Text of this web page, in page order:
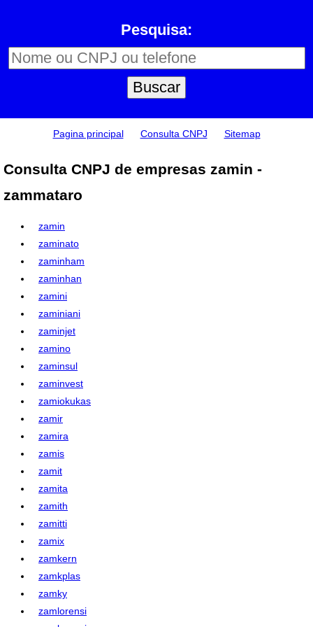
Pesquisa:
Pagina principal Consulta CNPJ Sitemap
Consulta CNPJ de empresas zamin -
zammataro
zamin
zaminato
zaminham
zaminhan
zamini
zaminiani
zaminjet
zamino
zaminsul
zaminvest
zamiokukas
zamir
zamira
zamis
zamit
zamita
zamith
zamitti
zamix
zamkern
zamkplas
zamky
zamlorensi